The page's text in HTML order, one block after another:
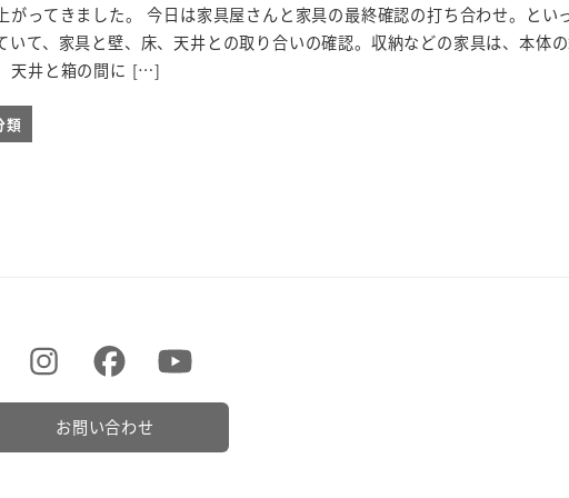
がってきました。 今日は家具屋さんと家具の最終確認の打ち合わせ。といっ
いて、家具と壁、床、天井との取り合いの確認。収納などの家具は、本体
天井と箱の間に […]
類
お問い合わせ